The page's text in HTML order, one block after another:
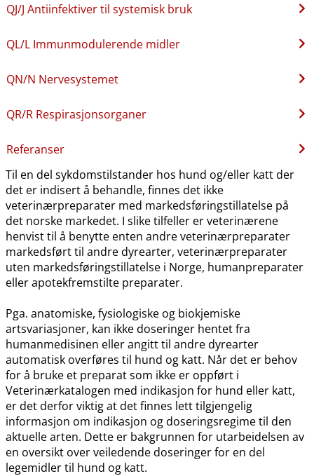
QJ​/​J Antiinfektiver til systemisk bruk
QL​/​L Immunmodulerende midler
QN​/​N Nervesystemet
QR​/​R Respirasjonsorganer
Referanser
Til en del sykdomstilstander hos hund og​/​eller katt der
det er indisert å behandle, finnes det ikke
veterinærpreparater med markedsføringstillatelse på
det norske markedet. I slike tilfeller er veterinærene
henvist til å benytte enten andre veterinærpreparater
markedsført til andre dyrearter, veterinærpreparater
uten markedsføringstillatelse i Norge, humanpreparater
eller apotekfremstilte preparater.
Pga. anatomiske, fysiologiske og biokjemiske
artsvariasjoner, kan ikke doseringer hentet fra
humanmedisinen eller angitt til andre dyrearter
automatisk overføres til hund og katt. Når det er behov
for å bruke et preparat som ikke er oppført i
Veterinærkatalogen med indikasjon for hund eller katt,
er det derfor viktig at det finnes lett tilgjengelig
informasjon om indikasjon og doseringsregime til den
aktuelle arten. Dette er bakgrunnen for utarbeidelsen av
en oversikt over veiledende doseringer for en del
legemidler til hund og katt.